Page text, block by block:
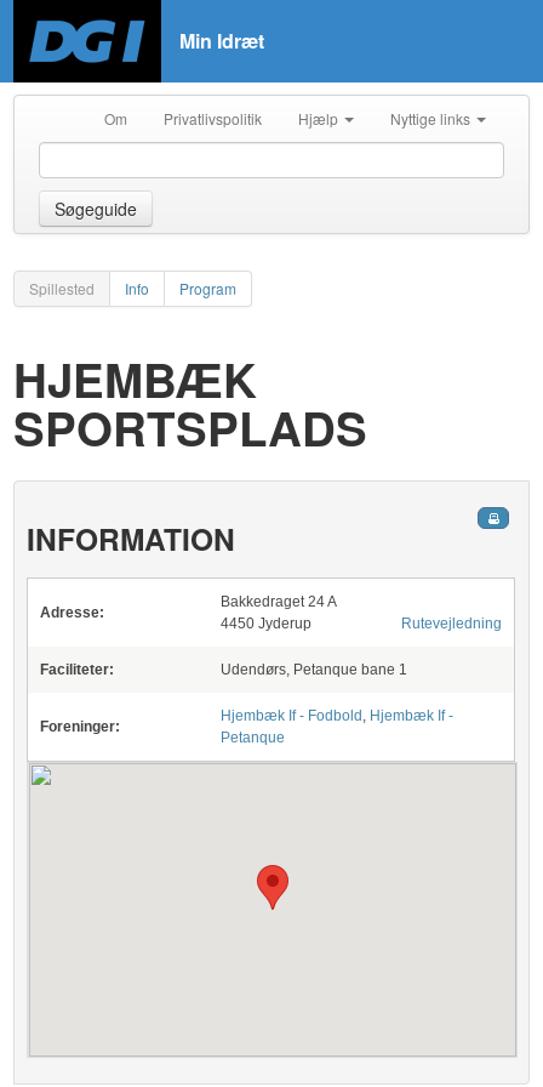
Min Idræt
Om Privatlivspolitik Hjælp Nyttige links
Søgeguide
Spillested Info Program
HJEMBÆK
SPORTSPLADS
INFORMATION
Adresse:
Bakkedraget 24 A
4450 Jyderup
Rutevejledning
Faciliteter: Udendørs, Petanque bane 1
Foreninger:
Hjembæk If - Fodbold , Hjembæk If -
Petanque